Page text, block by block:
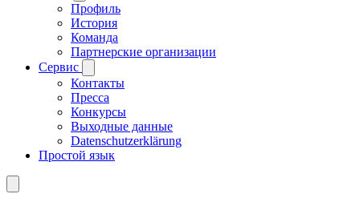
Профиль
История
Команда
Партнерские организации
Сервис
Контакты
Пресса
Конкурсы
Выходные данные
Datenschutzerklärung
Простой язык